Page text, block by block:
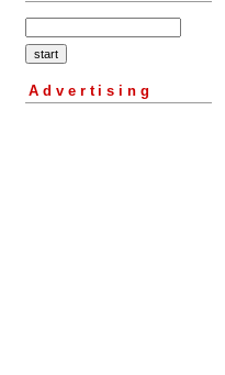
Advertising